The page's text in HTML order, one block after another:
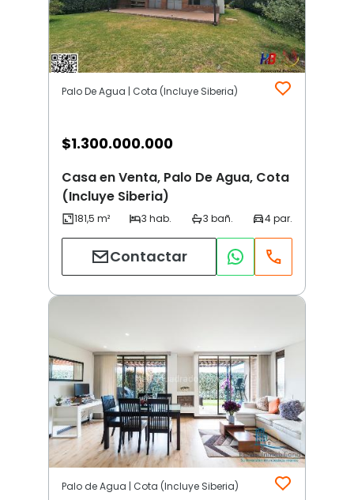
Palo De Agua | Cota (Incluye Siberia)
$1.300.000.000
Casa en Venta, Palo De Agua, Cota
(Incluye Siberia)
Contactar
Palo de Agua | Cota (Incluye Siberia)